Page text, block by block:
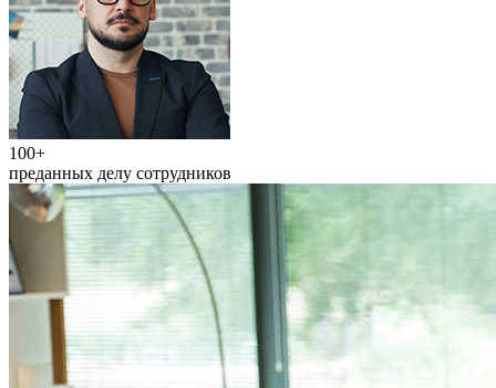
100+
преданных делу сотрудников